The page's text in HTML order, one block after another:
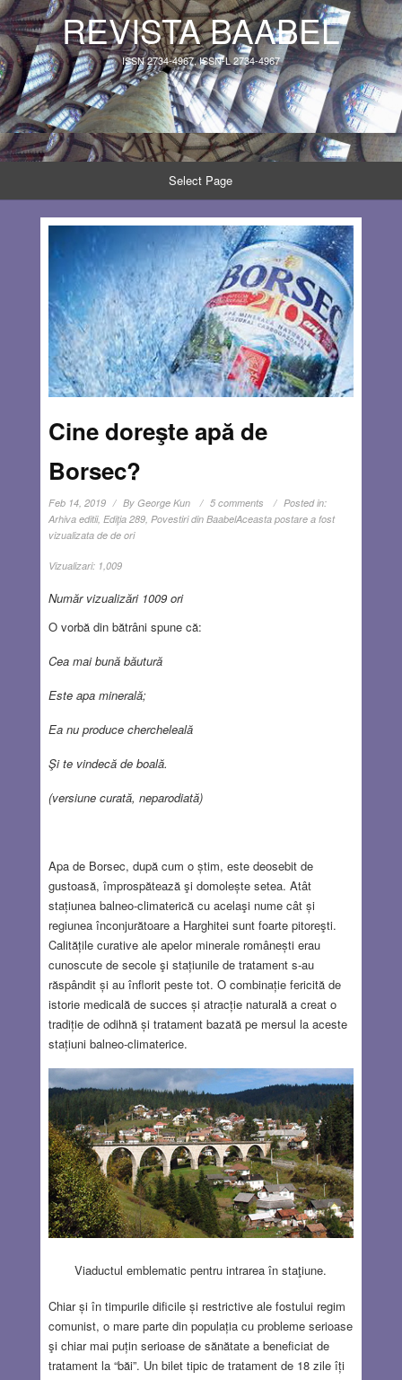
REVISTA BAABEL
ISSN 2734-4967, ISSN-L 2734-4967
Select Page
Cine doreşte apă de
Borsec?
Feb 14, 2019 By George Kun 5 comments
Posted in:
Arhiva editii, Ediţia 289, Povestiri din BaabelAceasta postare a fost
vizualizata de de ori
Vizualizari: 1,009
Număr vizualizări 1009 ori
O vorbă din bătrâni spune că:
Cea mai bună băutură
Este apa minerală;
Ea nu produce chercheleală
Şi te vindecă de boală.
(versiune curată, neparodiată)
Apa de Borsec, după cum o știm, este deosebit de
gustoasă, împrospătează şi domolește setea. Atât
stațiunea balneo-climaterică cu acelaşi nume cât și
regiunea înconjurătoare a Harghitei sunt foarte pitoreşti.
Calitățile curative ale apelor minerale românești erau
cunoscute de secole şi stațiunile de tratament s-au
răspândit și au înflorit peste tot. O combinație fericită de
istorie medicală de succes și atracție naturală a creat o
tradiție de odihnă și tratament bazată pe mersul la aceste
stațiuni balneo-climaterice.
Viaductul emblematic pentru intrarea în staţiune.
Chiar și în timpurile dificile și restrictive ale fostului regim
comunist, o mare parte din populația cu probleme serioase
şi chiar mai puțin serioase de sănătate a beneficiat de
tratament la “băi”. Un bilet tipic de tratament de 18 zile îți